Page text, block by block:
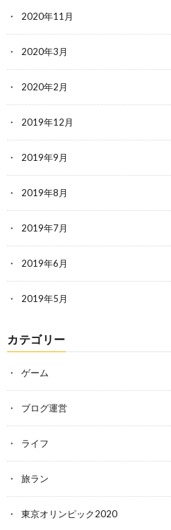
2020年11月
2020年3月
2020年2月
2019年12月
2019年9月
2019年8月
2019年7月
2019年6月
2019年5月
カテゴリー
ゲーム
ブログ運営
ライフ
旅ラン
東京オリンピック2020